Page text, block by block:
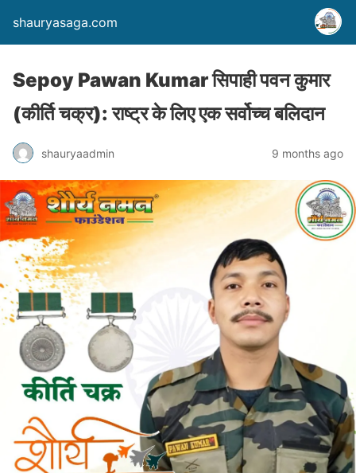
shauryasaga.com
Sepoy Pawan Kumar सिपाही पवन कुमार
(कीर्ति चक्र): राष्ट्र के लिए एक सर्वोच्च बलिदान
shauryaadmin 9 months ago